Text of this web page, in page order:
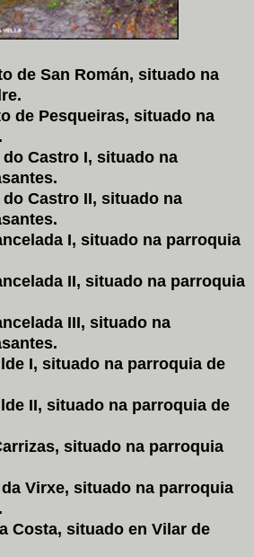
de San Román, situado na
de Pesqueiras, situado na
Castro I, situado na
Castro II, situado na
I, situado na parroquia
II, situado na parroquia
III, situado na
I, situado na parroquia de
II, situado na parroquia de
situado na parroquia
Virxe, situado na parroquia
Costa, situado en Vilar de